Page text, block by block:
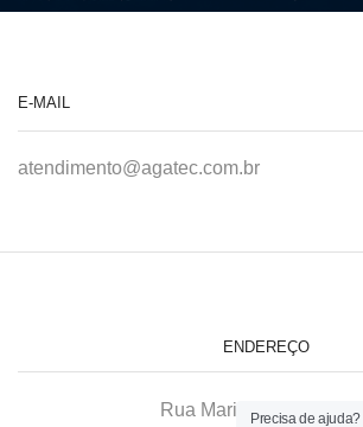
E-MAIL
atendimento@agatec.com.br
ENDEREÇO
Rua Maria Afonso, 166-A
Precisa de ajuda?